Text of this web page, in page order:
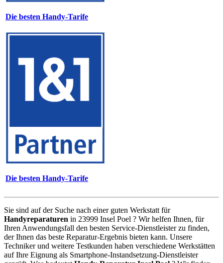
Die besten Handy-Tarife
Die besten Handy-Tarife
Sie sind auf der Suche nach einer guten Werkstatt für
Handyreparaturen in 23999 Insel Poel ? Wir helfen Ihnen, für
Ihren Anwendungsfall den besten Service-Dienstleister zu finden,
der Ihnen das beste Reparatur-Ergebnis bieten kann. Unsere
Techniker und weitere Testkunden haben verschiedene Werkstätten
auf Ihre Eignung als Smartphone-Instandsetzung-Dienstleister